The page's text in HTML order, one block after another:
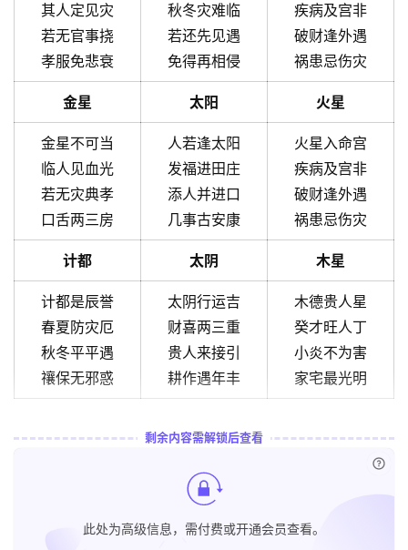
其人定见灾
若无官事挠
孝服免悲衰
秋冬灾难临
若还先见遇
免得再相侵
疾病及宫非
破财逢外遇
祸患忌伤灾
金星 太阳 火星
金星不可当
临人见血光
若无灾典孝
口舌两三房
人若逢太阳
发福进田庄
添人并进口
几事古安康
火星入命宫
疾病及宫非
破财逢外遇
祸患忌伤灾
计都 太阴 木星
计都是辰誉
春夏防灾厄
秋冬平平遇
禳保无邪惑
太阴行运吉
财喜两三重
贵人来接引
耕作遇年丰
木德贵人星
癸才旺人丁
小炎不为害
家宅最光明
剩余内容需解锁后查看
此处为高级信息，需付费或开通会员查看。